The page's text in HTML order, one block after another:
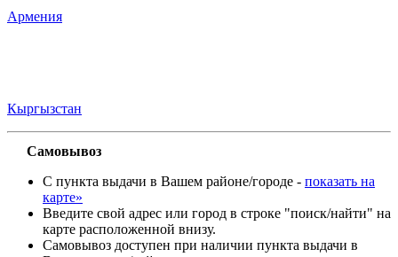
Армения
Кыргызстан
Самовывоз
С пункта выдачи в Вашем районе/городе - показать на
карте»
Введите свой адрес или город в строке "поиск/найти" на
карте расположенной внизу.
Самовывоз доступен при наличии пункта выдачи в